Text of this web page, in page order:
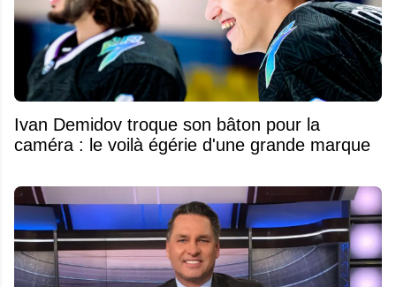
Ivan Demidov troque son bâton pour la
caméra : le voilà égérie d'une grande marque